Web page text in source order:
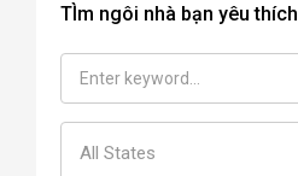
TÌm ngôi nhà bạn yêu thích
All States